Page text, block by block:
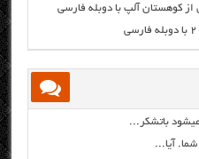
از کوهستان آلپ با دوبله فارسی
باتشکر...
آیا...